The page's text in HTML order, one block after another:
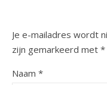
Je e-mailadres wordt
zijn gemarkeerd met *
Naam *